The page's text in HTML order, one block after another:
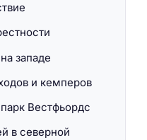
западе
и кемперов
Вестфьордс
в северной